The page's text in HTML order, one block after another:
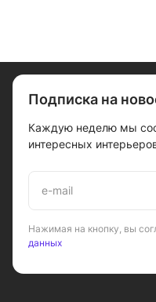
Подписка на
Каждую неделю мы
интересных
Нажимая на кнопку, вы
данных